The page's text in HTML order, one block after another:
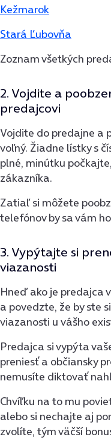
Kežmarok
Stará Ľubovňa
Zoznam všetkých
2. Vojdite a
predajcovi
Vojdite do predajne a
voľný. Žiadne lístky s
plné, minútku
zákazníka.
Zatiaľ si môžete
telefónov by sa vám
3. Vypýtajte si
viazanosti
Hneď ako je predajca
a povedzte, že by ste
viazanosti u vášho
Predajca si vypýta
preniesť a občiansky
nemusíte diktovať
Chvíľku na to mu
alebo si nechajte aj
zvolíte, tým väčší